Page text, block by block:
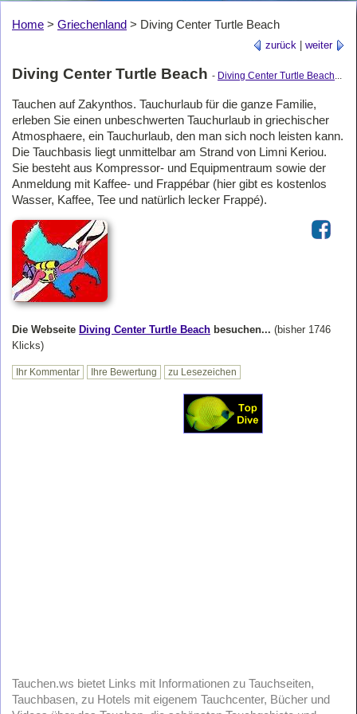
Home > Griechenland > Diving Center Turtle Beach
zurück | weiter
Diving Center Turtle Beach - Diving Center Turtle Beach...
Tauchen auf Zakynthos. Tauchurlaub für die ganze Familie,
erleben Sie einen unbeschwerten Tauchurlaub in griechischer
Atmosphaere, ein Tauchurlaub, den man sich noch leisten kann.
Die Tauchbasis liegt unmittelbar am Strand von Limni Keriou.
Sie besteht aus Kompressor- und Equipmentraum sowie der
Anmeldung mit Kaffee- und Frappébar (hier gibt es kostenlos
Wasser, Kaffee, Tee und natürlich lecker Frappé).
Die Webseite Diving Center Turtle Beach besuchen... (bisher 1746
Klicks)
Ihr Kommentar Ihre Bewertung zu Lesezeichen
Tauchen.ws bietet Links mit Informationen zu Tauchseiten,
Tauchbasen, zu Hotels mit eigenem Tauchcenter, Bücher und